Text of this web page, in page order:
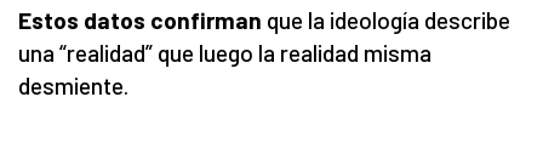
Estos datos confirman que la ideología describe
una “realidad” que luego la realidad misma
desmiente.